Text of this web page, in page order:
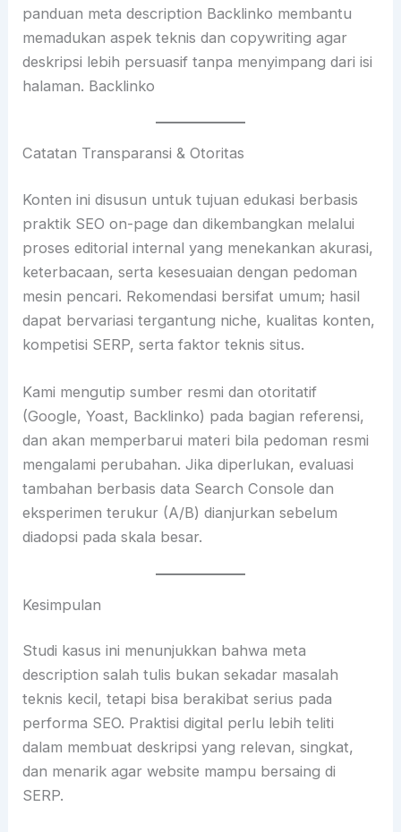
panduan meta description Backlinko membantu
memadukan aspek teknis dan copywriting agar
deskripsi lebih persuasif tanpa menyimpang dari isi
halaman. Backlinko
Catatan Transparansi & Otoritas
Konten ini disusun untuk tujuan edukasi berbasis
praktik SEO on-page dan dikembangkan melalui
proses editorial internal yang menekankan akurasi,
keterbacaan, serta kesesuaian dengan pedoman
mesin pencari. Rekomendasi bersifat umum; hasil
dapat bervariasi tergantung niche, kualitas konten,
kompetisi SERP, serta faktor teknis situs.
Kami mengutip sumber resmi dan otoritatif
(Google, Yoast, Backlinko) pada bagian referensi,
dan akan memperbarui materi bila pedoman resmi
mengalami perubahan. Jika diperlukan, evaluasi
tambahan berbasis data Search Console dan
eksperimen terukur (A/B) dianjurkan sebelum
diadopsi pada skala besar.
Kesimpulan
Studi kasus ini menunjukkan bahwa meta
description salah tulis bukan sekadar masalah
teknis kecil, tetapi bisa berakibat serius pada
performa SEO. Praktisi digital perlu lebih teliti
dalam membuat deskripsi yang relevan, singkat,
dan menarik agar website mampu bersaing di
SERP.